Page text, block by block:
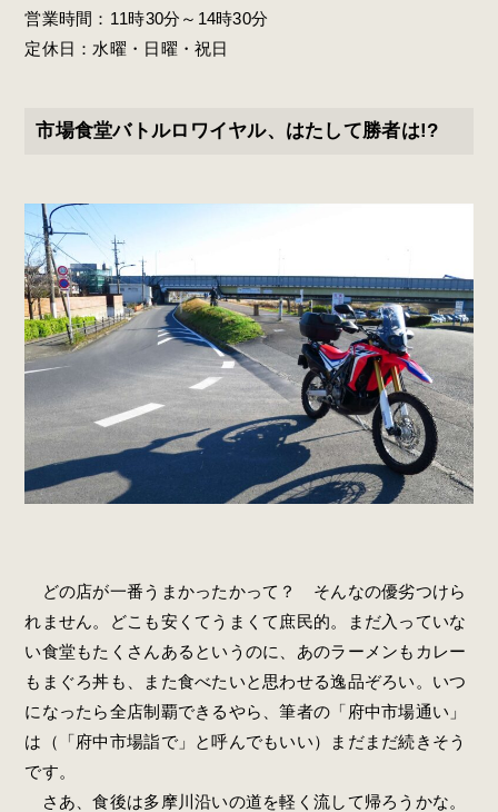
営業時間：11時30分～14時30分
定休日：水曜・日曜・祝日
市場食堂バトルロワイヤル、はたして勝者は!?
どの店が一番うまかったかって？ そんなの優劣つけら
れません。どこも安くてうまくて庶民的。まだ入っていな
い食堂もたくさんあるというのに、あのラーメンもカレー
もまぐろ丼も、また食べたいと思わせる逸品ぞろい。いつ
になったら全店制覇できるやら、筆者の「府中市場通い」
は（「府中市場詣で」と呼んでもいい）まだまだ続きそう
です。
さあ、食後は多摩川沿いの道を軽く流して帰ろうかな。